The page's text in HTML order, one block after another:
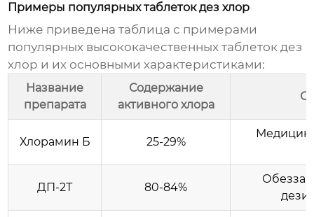
Примеры популярных таблеток дез хлор
Ниже приведена таблица с примерами
популярных высококачественных таблеток дез
хлор и их основными характеристиками:
Название
препарата
Содержание
активного хлора
Хлорамин Б 25-29%
ДП-2Т 80-84%